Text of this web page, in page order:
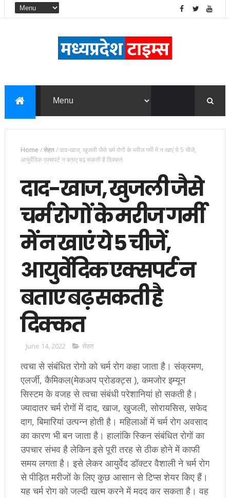
Home /सेहत/दाद-खाज, खुजली जैसे चर्म रोगों के मरीज गर्मी में न खाएं ये 5 चीजें,
आयुर्वेदिक एक्सपर्ट न बताए बढ़ सकती है दिक्कत
दाद-खाज, खुजली जैसे
चर्म रोगों के मरीज गर्मी
में न खाएं ये 5 चीजें,
आयुर्वेदिक एक्सपर्ट न
बताए बढ़ सकती है
दिक्कत
June 14, 2022 सेहत
त्वचा से संबंधित रोगो को चर्म रोग कहा जाता है। संक्रमण,
एलर्जी, कैमिकल(मेकअप प्रोडक्ट्स ), कमजोर इम्यून
सिस्टम के वजह से त्वचा संबंधी परेशानियां हो सकती है।
ज्यादातर चर्म रोगों में दाद, खाज, खुजली, सोरायसिस, सफेद
दाग, बिमारियां उत्पन्न होती है। महिलाओं में चर्म रोग अवसाद
का कारण भी बन जाता है। हालांकि स्किन संबंधित रोगों का
उपचार संभव है लेकिन इसे पूरी तरह से ठीक होने में काफी
समय लगता है। इसे लेकर आयुर्वेद डॉक्टर वैशाली ने चर्म रोग
से पीड़ित मरीजों के लिए कुछ आसान से टिप्स शेयर किए हैं।
यह चर्म रोग को जल्दी खत्म करने में मदद कर सकता है। वह